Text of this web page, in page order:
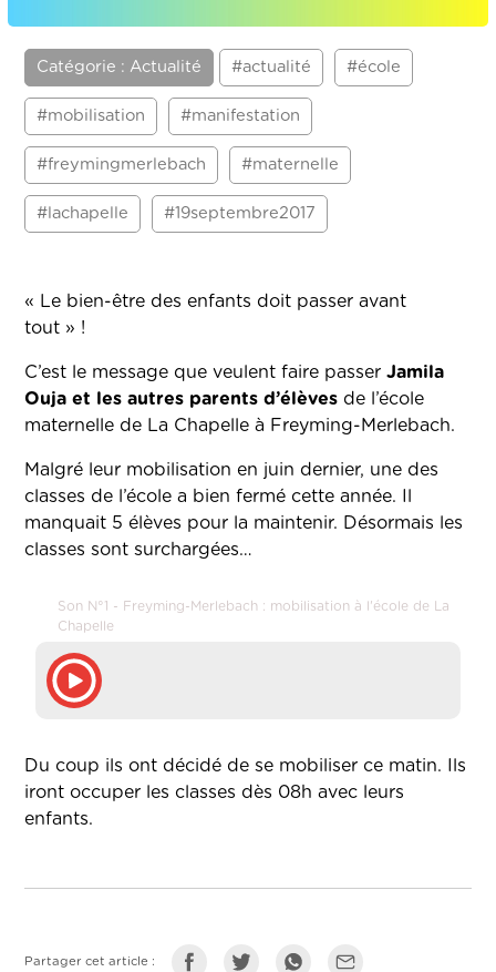
Catégorie : Actualité #actualité #école
#mobilisation #manifestation
#freymingmerlebach #maternelle
#lachapelle #19septembre2017
« Le bien-être des enfants doit passer avant
tout » !
C’est le message que veulent faire passerJamila
Ouja et les autres parents d’élèves de l’école
maternelle de La Chapelle à Freyming-Merlebach.
Malgré leur mobilisation en juin dernier, une des
classes de l’école a bien fermé cette année. Il
manquait 5 élèves pour la maintenir. Désormais les
classes sont surchargées…
Son N°1 - Freyming-Merlebach : mobilisation à l'école de La
Chapelle
Du coup ils ont décidé de se mobiliser ce matin. Ils
iront occuper les classes dès 08h avec leurs
enfants.
Partager cet article :